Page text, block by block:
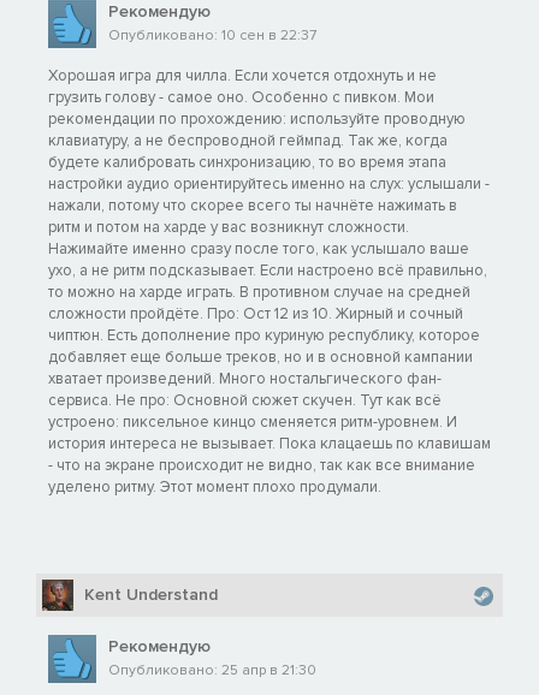
Рекомендую
Опубликовано: 10 сен в 22:37
Хорошая игра для чилла. Если хочется отдохнуть и не
грузить голову - самое оно. Особенно с пивком. Мои
рекомендации по прохождению: используйте проводную
клавиатуру, а не беспроводной геймпад. Так же, когда
будете калибровать синхронизацию, то во время этапа
настройки аудио ориентируйтесь именно на слух: услышали -
нажали, потому что скорее всего ты начнёте нажимать в
ритм и потом на харде у вас возникнут сложности.
Нажимайте именно сразу после того, как услышало ваше
ухо, а не ритм подсказывает. Если настроено всё правильно,
то можно на харде играть. В противном случае на средней
сложности пройдёте. Про: Ост 12 из 10. Жирный и сочный
чиптюн. Есть дополнение про куриную республику, которое
добавляет еще больше треков, но и в основной кампании
хватает произведений. Много ностальгического фан-
сервиса. Не про: Основной сюжет скучен. Тут как всё
устроено: пиксельное кинцо сменяется ритм-уровнем. И
история интереса не вызывает. Пока клацаешь по клавишам
- что на экране происходит не видно, так как все внимание
уделено ритму. Этот момент плохо продумали.
Kent Understand
Рекомендую
Опубликовано: 25 апр в 21:30